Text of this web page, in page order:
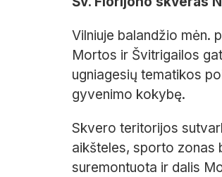
Vilniuje balandžio mėn.
Mortos ir Švitrigailos
ugniagesių tematikos
gyvenimo kokybę.
Skvero teritorijos
aikšteles, sporto zonas
suremontuota ir dalis